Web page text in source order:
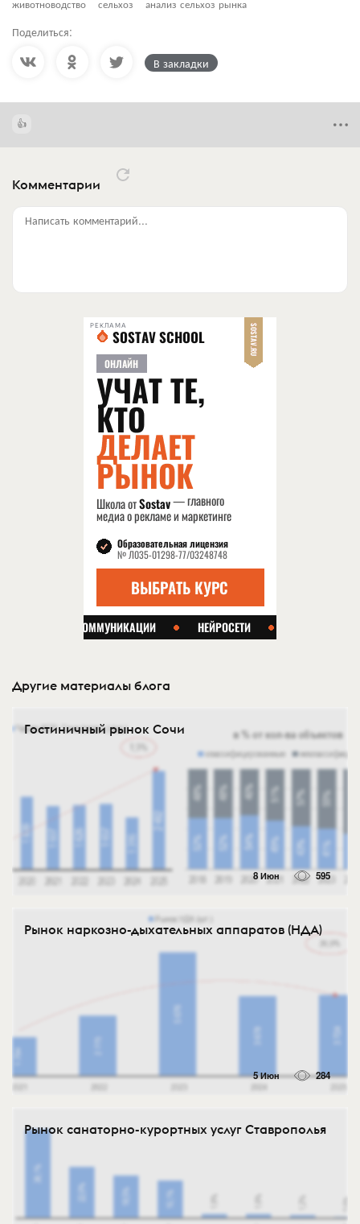
животноводство сельхоз анализ сельхоз рынка
Поделиться:
В закладки
Комментарии
Написать комментарий...
РЕКЛАМА
Другие материалы блога
Гостиничный рынок Сочи
8 Июн 595
Рынок наркозно-дыхательных аппаратов (НДА)
5 Июн 284
Рынок санаторно-курортных услуг Ставрополья